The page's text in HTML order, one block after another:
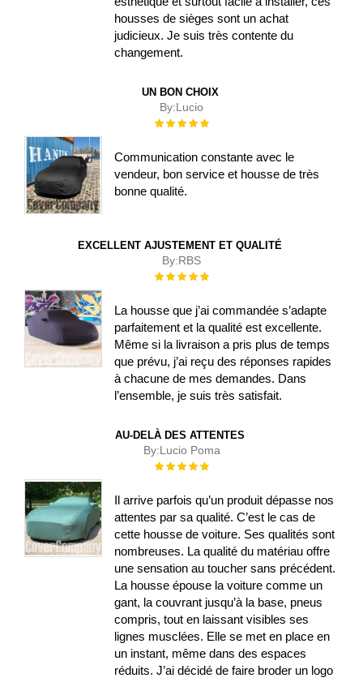
housses de sièges sont un achat
judicieux. Je suis très contente du
changement.
UN BON CHOIX
By:Lucio
Évaluation :
Communication constante avec le
vendeur, bon service et housse de très
bonne qualité.
EXCELLENT AJUSTEMENT ET QUALITÉ
By:RBS
Évaluation :
La housse que j’ai commandée s’adapte
parfaitement et la qualité est excellente.
Même si la livraison a pris plus de temps
que prévu, j’ai reçu des réponses rapides
à chacune de mes demandes. Dans
l’ensemble, je suis très satisfait.
AU-DELÀ DES ATTENTES
By:Lucio Poma
Évaluation :
Il arrive parfois qu’un produit dépasse nos
attentes par sa qualité. C’est le cas de
cette housse de voiture. Ses qualités sont
nombreuses. La qualité du matériau offre
une sensation au toucher sans précédent.
La housse épouse la voiture comme un
gant, la couvrant jusqu’à la base, pneus
compris, tout en laissant visibles ses
lignes musclées. Elle se met en place en
un instant, même dans des espaces
réduits. J’ai décidé de faire broder un logo